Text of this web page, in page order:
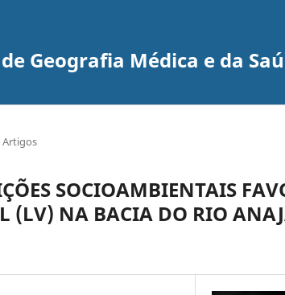
Geografia Médica e da
Artigos
SOCIOAMBIENTAIS
(LV) NA BACIA DO RIO